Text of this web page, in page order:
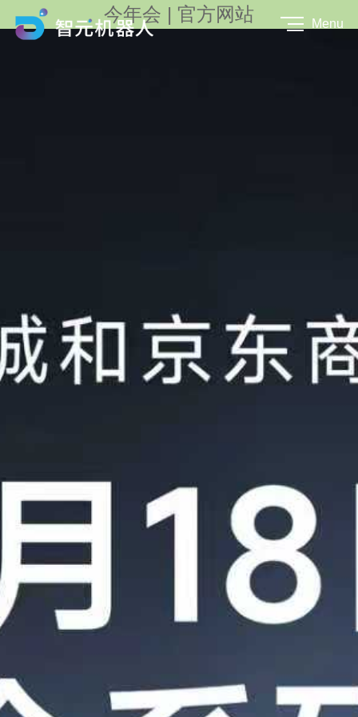
今年会 | 官方网站 Menu